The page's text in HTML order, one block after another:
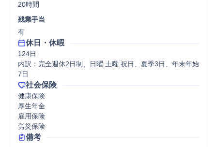
20時間
残業手当
有
休日・休暇
124日
内訳：完全週休2日制、日曜 土曜 祝日、夏季3日、年末年始
7日
社会保険
健康保険
厚生年金
雇用保険
労災保険
備考